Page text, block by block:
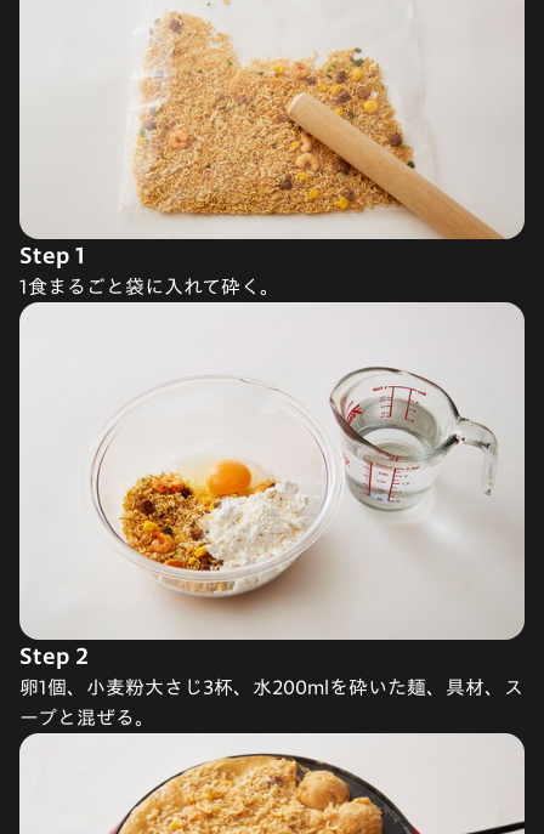
Step 1
1食まるごと袋に入れて砕く。
Step 2
卵1個、小麦粉大さじ3杯、水200mlを砕いた麺、具材、ス
ープと混ぜる​。